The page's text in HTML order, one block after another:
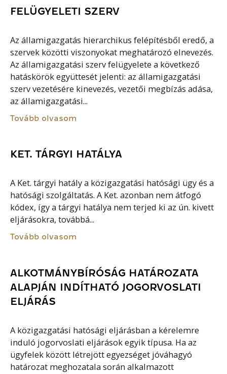
FELÜGYELETI SZERV
Az államigazgatás hierarchikus felépítésből eredő, a
szervek közötti viszonyokat meghatározó elnevezés.
Az államigazgatási szerv felügyelete a következő
hatáskörök együttesét jelenti: az államigazgatási
szerv vezetésére kinevezés, vezetői megbízás adása,
az államigazgatási...
Tovább olvasom
KET. TÁRGYI HATÁLYA
A Ket. tárgyi hatály a közigazgatási hatósági ügy és a
hatósági szolgáltatás. A Ket. azonban nem átfogó
kódex, így a tárgyi hatálya nem terjed ki az ún. kivett
eljárásokra, továbbá...
Tovább olvasom
ALKOTMÁNYBÍRÓSÁG HATÁROZATA
ALAPJÁN INDÍTHATÓ JOGORVOSLATI
ELJÁRÁS
A közigazgatási hatósági eljárásban a kérelemre
induló jogorvoslati eljárások egyik típusa. Ha az
ügyfelek között létrejött egyezséget jóváhagyó
határozat meghozatala során alkalmazott